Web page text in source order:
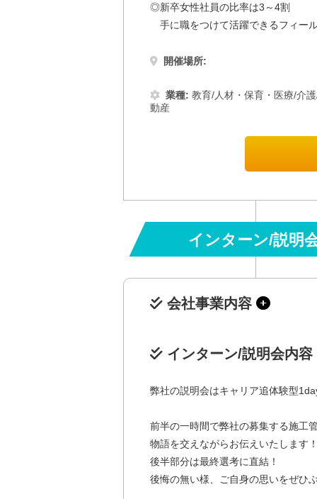
◎新卒女性社員の比率は3～4割
手に職をつけて活躍できるフィー
開催場所:
業種: 教育/人材・保育・医療/介
動産
インターン/説明
会社事業内容
インターン/説明会内容
弊社の説明会はキャリア追体験型
前半の一時間で弊社の募集する施工
物語を交えながらお伝えいたします
後半部分は最終選考に直結！
後悔の無い様、ご自身の思いをぜひ